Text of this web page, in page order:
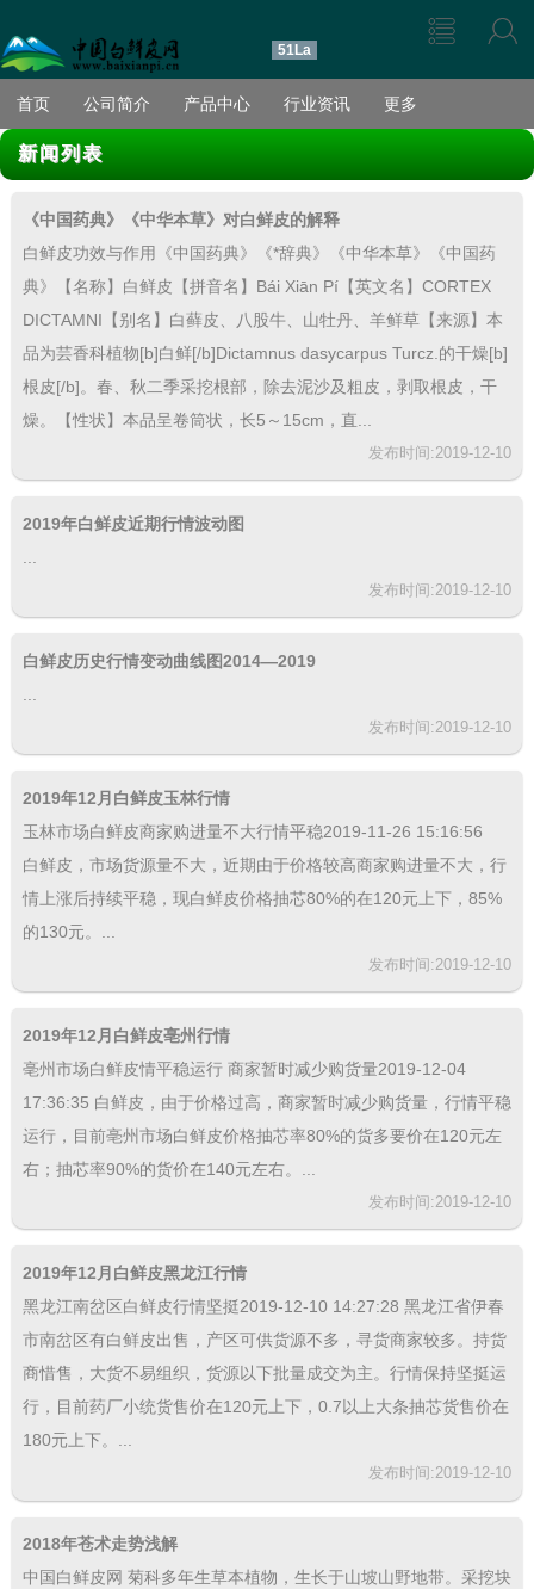
51La
首页 公司简介 产品中心 行业资讯 更多
新闻列表
《中国药典》《中华本草》对白鲜皮的解释
白鲜皮功效与作用《中国药典》《*辞典》《中华本草》《中国药
典》【名称】白鲜皮【拼音名】Bái Xiān Pí【英文名】CORTEX
DICTAMNI【别名】白藓皮、八股牛、山牡丹、羊鲜草【来源】本
品为芸香科植物[b]白鲜[/b]Dictamnus dasycarpus Turcz.的干燥[b]
根皮[/b]。春、秋二季采挖根部，除去泥沙及粗皮，剥取根皮，干
燥。【性状】本品呈卷筒状，长5～15cm，直...
发布时间:2019-12-10
2019年白鲜皮近期行情波动图
发布时间:2019-12-10
白鲜皮历史行情变动曲线图2014—2019
发布时间:2019-12-10
2019年12月白鲜皮玉林行情
玉林市场白鲜皮商家购进量不大行情平稳2019-11-26 15:16:56
白鲜皮，市场货源量不大，近期由于价格较高商家购进量不大，行
情上涨后持续平稳，现白鲜皮价格抽芯80%的在120元上下，85%
的130元。...
发布时间:2019-12-10
2019年12月白鲜皮亳州行情
亳州市场白鲜皮情平稳运行 商家暂时减少购货量2019-12-04
17:36:35 白鲜皮，由于价格过高，商家暂时减少购货量，行情平稳
运行，目前亳州市场白鲜皮价格抽芯率80%的货多要价在120元左
右；抽芯率90%的货价在140元左右。...
发布时间:2019-12-10
2019年12月白鲜皮黑龙江行情
黑龙江南岔区白鲜皮行情坚挺2019-12-10 14:27:28 黑龙江省伊春
市南岔区有白鲜皮出售，产区可供货源不多，寻货商家较多。持货
商惜售，大货不易组织，货源以下批量成交为主。行情保持坚挺运
行，目前药厂小统货售价在120元上下，0.7以上大条抽芯货售价在
180元上下。...
发布时间:2019-12-10
2018年苍术走势浅解
中国白鲜皮网 菊科多年生草本植物，生长于山坡山野地带。采挖块